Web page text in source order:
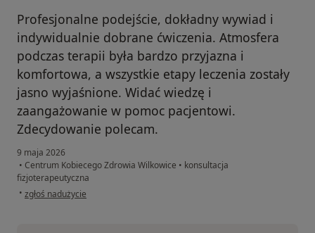
Profesjonalne podejście, dokładny wywiad i
indywidualnie dobrane ćwiczenia. Atmosfera
podczas terapii była bardzo przyjazna i
komfortowa, a wszystkie etapy leczenia zostały
jasno wyjaśnione. Widać wiedzę i
zaangażowanie w pomoc pacjentowi.
Zdecydowanie polecam.
9 maja 2026
• Centrum Kobiecego Zdrowia Wilkowice • konsultacja
fizjoterapeutyczna
• w opinii użytkownika Jowita
zgłoś nadużycie